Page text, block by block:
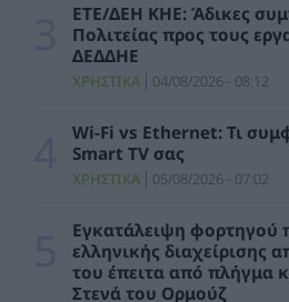
Νίκος Χαρδαλιάς: Μηδενική
νομικό επίπεδο για τους
πυρκαγιάς στη Δυτική Αττική
ΠΟΛΙΤΙΚΗ 05/08/2026 - 15:24
Δήμος Αθηναίων: 43
γίνονται πιο πράσινες και
ΠΕΡΙΒΑΛΛΟΝ 05/08/2026 - 14:33
Οι Χούθι της Υεμένης
επιτέθηκαν σε σαουδαραβικό
πετρελαιοφόρο στην
ΕΤΕ/ΔΕΗ ΚΗΕ: Άδικες
Πολιτείας προς τους
ΔΕΔΔΗΕ
ΧΡΗΣΤΙΚΑ 04/08/2026 - 08:12
Wi-Fi vs Ethernet: Τι
Smart TV σας
ΧΡΗΣΤΙΚΑ 05/08/2026 - 07:02
Εγκατάλειψη φορτηγού
ελληνικής διαχείρισης
του έπειτα από πλήγμα
Στενά του Ορμούζ